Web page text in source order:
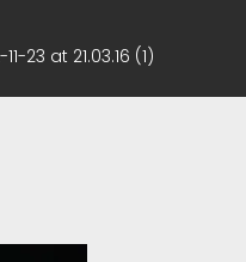
23 at 21.03.16 (1)